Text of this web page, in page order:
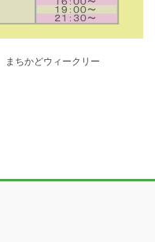
まちかどウィークリー